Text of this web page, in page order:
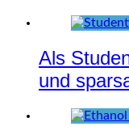
Als
und